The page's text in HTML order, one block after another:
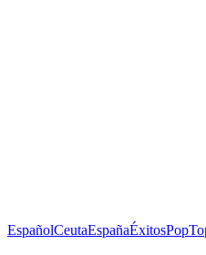
EspañolCeutaEspañaÉxitosPop